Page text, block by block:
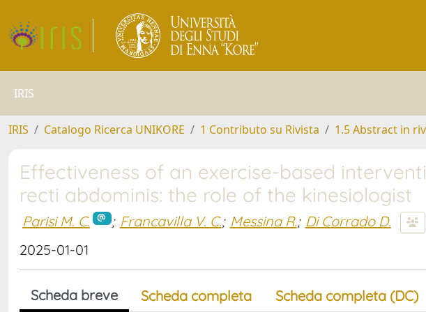
IRIS
IRIS Catalogo Ricerca UNIKORE 1 Contributo su Rivista 1.5 Abstract in
Effectiveness of an exercise-based
recti abdominis: the role of the kinesiologist
Parisi M. C. ; Francavilla V. C.; Messina R.; Di Corrado D.
2025-01-01
Scheda breve Scheda completa Scheda completa (DC)